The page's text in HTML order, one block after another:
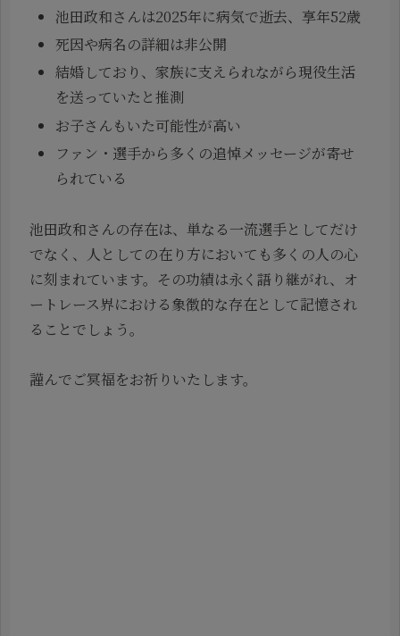
池田政和さんは2025年に病気で逝去、享年52歳
死因や病名の詳細は非公開
結婚しており、家族に支えられながら現役生活
を送っていたと推測
お子さんもいた可能性が高い
ファン・選手から多くの追悼メッセージが寄せ
られている
池田政和さんの存在は、単なる一流選手としてだけ
でなく、人としての在り方においても多くの人の心
に刻まれています。その功績は永く語り継がれ、オ
ートレース界における象徴的な存在として記憶され
ることでしょう。
謹んでご冥福をお祈りいたします。